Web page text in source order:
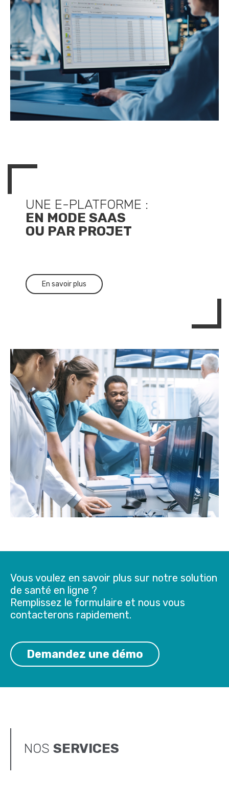
UNE E-PLATFORME :
EN MODE SAAS
OU PAR PROJET
En savoir plus
Vous voulez en savoir plus sur notre solution
de santé en ligne ?
Remplissez le formulaire et nous vous
contacterons rapidement.
Demandez une démo
NOS SERVICES